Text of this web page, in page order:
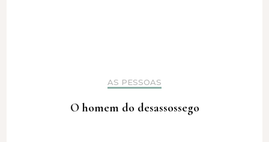
AS PESSOAS
O homem do desassossego